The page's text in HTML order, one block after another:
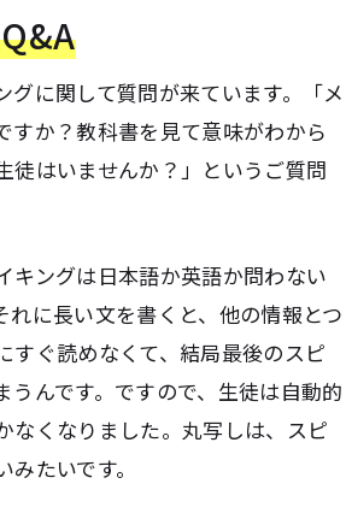
グに関して質問が来ています。「メ
すか？教科書を見て意味がわから
徒はいませんか？」というご質問
キングは日本語か英語か問わない
れに長い文を書くと、他の情報とつ
すぐ読めなくて、結局最後のスピ
うんです。ですので、生徒は自動的
なくなりました。丸写しは、スピ
たいです。